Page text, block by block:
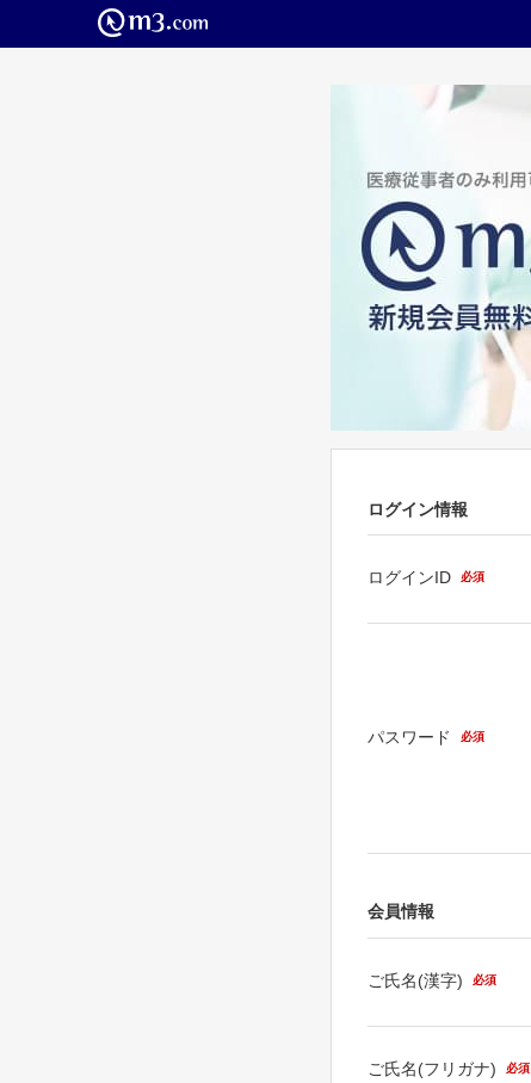
ログイン情報
ログインID 必須
パスワード 必須
会員情報
ご氏名(漢字) 必須
ご氏名(フリガナ) 必須